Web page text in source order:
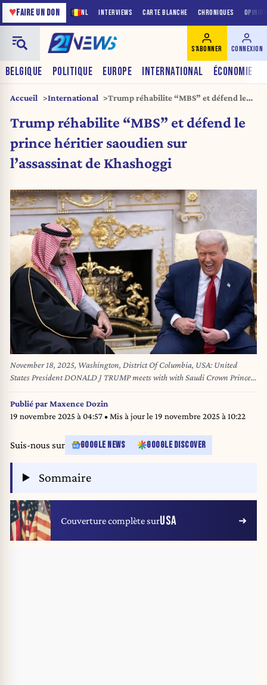
NL INTERVIEWS CARTE BLANCHE CHRONIQUES
♥FAIRE UN DON
BELGIQUE POLITIQUE EUROPE INTERNATIONAL ÉCONOMIE
S'ABONNER CONNEXION
Accueil International
Trump réhabilite “MBS” et défend le
de Khashoggi
Trump réhabilite “MBS” et défend le
prince héritier saoudien sur
l’assassinat de Khashoggi
November 18, 2025, Washington, District Of Columbia, USA: United
States President DONALD J TRUMP meets with with Saudi Crown Prince
MOHAMMED BIN SALMAN as they meet in the Oval Office of the White
House. (Credit Image: © Nathan Howard/POOL/CNP via ZUMA Press
Wire)
Publié parMaxence Dozin
19 novembre 2025 à 04:57• Mis à jour le 19 novembre 2025 à 10:22
Suis-nous sur GOOGLE NEWS GOOGLE DISCOVER
Sommaire
Couverture complète surUSA